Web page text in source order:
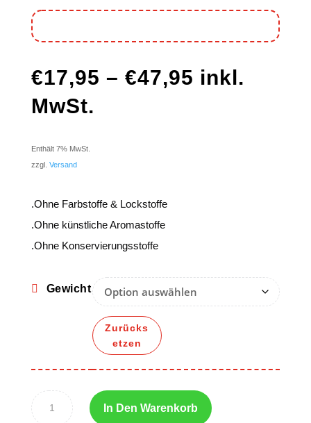
€17,95 – €47,95 inkl.
MwSt.
Enthält 7% MwSt.
zzgl. Versand
.Ohne Farbstoffe & Lockstoffe
.Ohne künstliche Aromastoffe
.Ohne Konservierungsstoffe
Gewicht
Zurücks
etzen
In Den Warenkorb